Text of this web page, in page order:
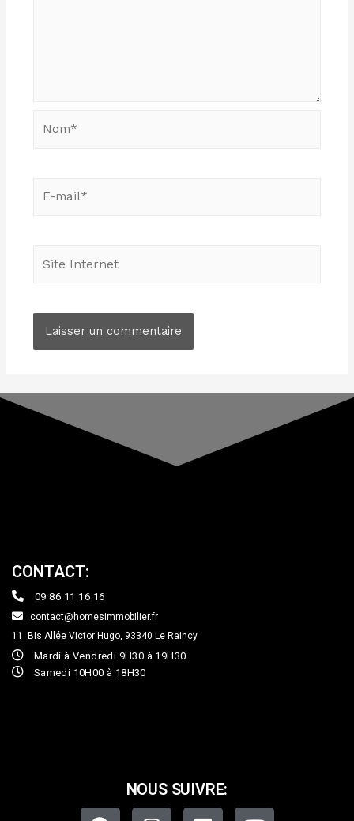
CONTACT:
09 86 11 16 16
contact@homesimmobilier.fr
11 Bis Allée Victor Hugo, 93340 Le Raincy
Mardi à Vendredi 9H30 à 19H30
Samedi 10H00 à 18H30
NOUS SUIVRE: